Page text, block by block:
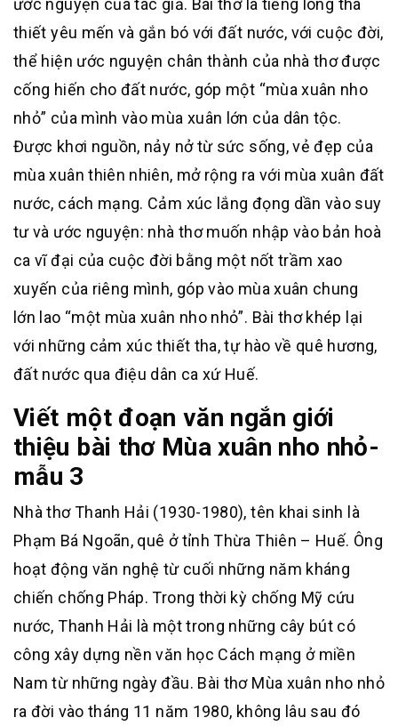
ước nguyện của tác giả. Bài thơ là tiếng lòng tha
thiết yêu mến và gắn bó với đất nước, với cuộc đời,
thể hiện ước nguyện chân thành của nhà thơ được
cống hiến cho đất nước, góp một “mùa xuân nho
nhỏ” của mình vào mùa xuân lớn của dân tộc.
Được khơi nguồn, nảy nở từ sức sống, vẻ đẹp của
mùa xuân thiên nhiên, mở rộng ra với mùa xuân đất
nước, cách mạng. Cảm xúc lắng đọng dần vào suy
tư và ước nguyện: nhà thơ muốn nhập vào bản hoà
ca vĩ đại của cuộc đời bằng một nốt trầm xao
xuyến của riêng mình, góp vào mùa xuân chung
lớn lao “một mùa xuân nho nhỏ”. Bài thơ khép lại
với những cảm xúc thiết tha, tự hào về quê hương,
đất nước qua điệu dân ca xứ Huế.
Viết một đoạn văn ngắn giới
thiệu bài thơ Mùa xuân nho nhỏ-
mẫu 3
Nhà thơ Thanh Hải (1930-1980), tên khai sinh là
Phạm Bá Ngoãn, quê ở tỉnh Thừa Thiên – Huế. Ông
hoạt động văn nghệ từ cuối những năm kháng
chiến chống Pháp. Trong thời kỳ chống Mỹ cứu
nước, Thanh Hải là một trong những cây bút có
công xây dựng nền văn học Cách mạng ở miền
Nam từ những ngày đầu. Bài thơ Mùa xuân nho nhỏ
ra đời vào tháng 11 năm 1980, không lâu sau đó